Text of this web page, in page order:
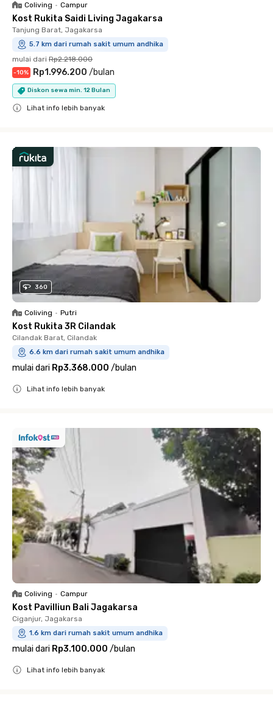
Coliving • Campur
Kost Rukita Saidi Living Jagakarsa
Tanjung Barat, Jagakarsa
5.7 km dari rumah sakit umum andhika
mulai dari Rp2.218.000
-10% Rp1.996.200 /bulan
Diskon sewa min. 12 Bulan
Lihat info lebih banyak
360
Coliving • Putri
Kost Rukita 3R Cilandak
Cilandak Barat, Cilandak
6.6 km dari rumah sakit umum andhika
mulai dari Rp3.368.000 /bulan
Lihat info lebih banyak
Coliving • Campur
Kost Pavilliun Bali Jagakarsa
Ciganjur, Jagakarsa
1.6 km dari rumah sakit umum andhika
mulai dari Rp3.100.000 /bulan
Lihat info lebih banyak